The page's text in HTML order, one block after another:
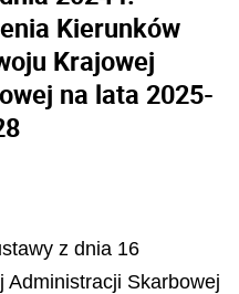
Kierunków
Krajowej
na lata 2025-
z dnia 16
Administracji Skarbowej